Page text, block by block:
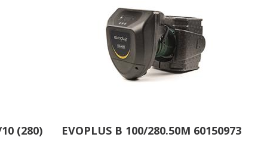
(280)
EVOPLUS B 100/280.50M 60150973